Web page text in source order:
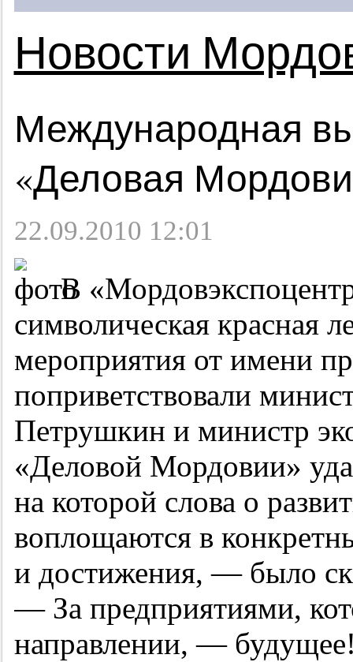
Новости
Международная
«Деловая
22.09.2010 12:01
В
символическая красная
мероприятия от имени
поприветствовали
Петрушкин и министр
«Деловой Мордовии»
на которой слова о
воплощаются в
и достижения, — было
— За предприятиями,
направлении, —